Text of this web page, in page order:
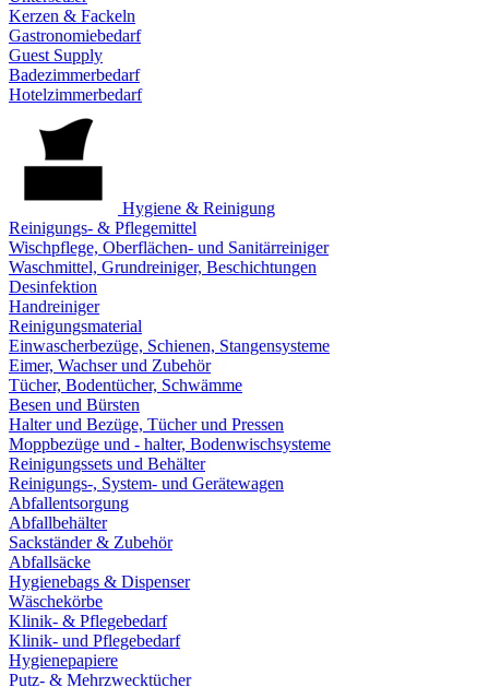
Kerzen & Fackeln
Gastronomiebedarf
Guest Supply
Badezimmerbedarf
Hotelzimmerbedarf
Hygiene & Reinigung
Reinigungs- & Pflegemittel
Wischpflege, Oberflächen- und Sanitärreiniger
Waschmittel, Grundreiniger, Beschichtungen
Desinfektion
Handreiniger
Reinigungsmaterial
Einwascherbezüge, Schienen, Stangensysteme
Eimer, Wachser und Zubehör
Tücher, Bodentücher, Schwämme
Besen und Bürsten
Halter und Bezüge, Tücher und Pressen
Moppbezüge und - halter, Bodenwischsysteme
Reinigungssets und Behälter
Reinigungs-, System- und Gerätewagen
Abfallentsorgung
Abfallbehälter
Sackständer & Zubehör
Abfallsäcke
Hygienebags & Dispenser
Wäschekörbe
Klinik- & Pflegebedarf
Klinik- und Pflegebedarf
Hygienepapiere
Putz- & Mehrzwecktücher